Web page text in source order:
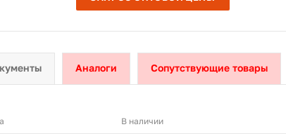
Аналоги Сопутствующие товары
В наличии